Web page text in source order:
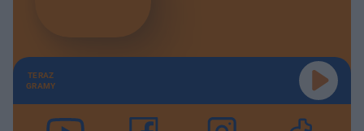
TERAZ
GRAMY